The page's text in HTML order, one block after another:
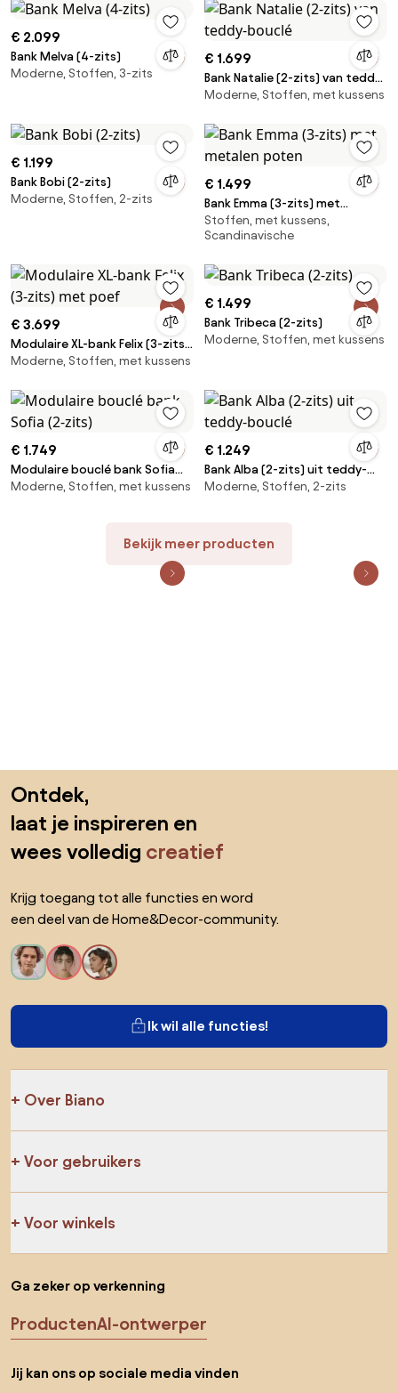
€ 2.099
Bank Melva (4-zits)
Moderne, Stoffen, 3-zits
€ 1.699
Bank Natalie (2-zits) van teddy-
bouclé
Moderne, Stoffen, met kussens
€ 1.199
Bank Bobi (2-zits)
Moderne, Stoffen, 2-zits
€ 1.499
Bank Emma (3-zits) met
metalen poten
Stoffen, met kussens,
Scandinavische
€ 3.699
Modulaire XL-bank Felix (3-zits)
met poef
Moderne, Stoffen, met kussens
€ 1.499
Bank Tribeca (2-zits)
Moderne, Stoffen, met kussens
€ 1.749
Modulaire bouclé bank Sofia
(2-zits)
Moderne, Stoffen, met kussens
€ 1.249
Bank Alba (2-zits) uit teddy-
bouclé
Moderne, Stoffen, 2-zits
Bekijk meer producten
Ontdek,
laat je inspireren en
wees volledig creatief
Krijg toegang tot alle functies en word
een deel van de Home&Decor-community.
Ik wil alle functies!
Over Biano
Voor gebruikers
Voor winkels
Ga zeker op verkenning
ProductenAI-ontwerper
Jij kan ons op sociale media vinden